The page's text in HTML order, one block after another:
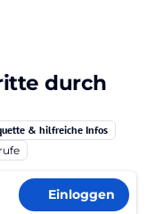
durch
& hilfreiche Infos
Einloggen